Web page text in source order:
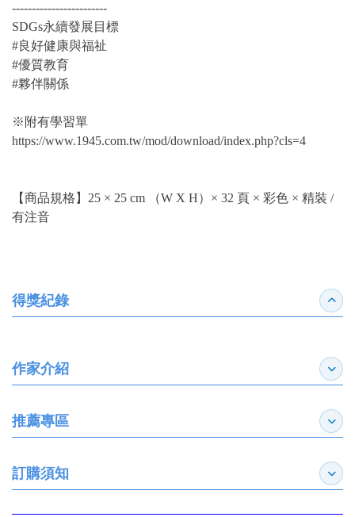
------------------------
SDGs永續發展目標
#良好健康與福祉
#優質教育
#夥伴關係
※附有學習單
https://www.1945.com.tw/mod/download/index.php?cls=4
【商品規格】25 × 25 cm （W X H）× 32 頁 × 彩色 × 精裝 /
有注音
得獎紀錄 收合
作家介紹 展開
推薦專區 展開
訂購須知 展開